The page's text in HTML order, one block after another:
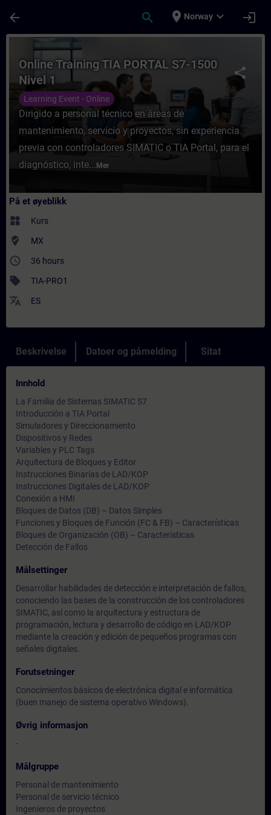
arrow_back search place Norway expand_more login
Kurs - Online Training TIA PORTAL S7-
share
Online Training TIA PORTAL S7-1500
Nivel 1
Learning Event - Online
Dirigido a personal técnico en áreas de
mantenimiento, servicio y proyectos, sin experiencia
previa con controladores SIMATIC o TIA Portal, para el
diagnóstico, inte... Mer
På et øyeblikk
widgets Kurs
where_to_vote MX
access_time 36 hours
sell TIA-PRO1
translate ES
Beskrivelse Datoer og påmelding Sitat
Innhold
La Familia de Sistemas SIMATIC S7
Introducción a TIA Portal
Simuladores y Direccionamiento
Dispositivos y Redes
Variables y PLC Tags
Arquitectura de Bloques y Editor
Instrucciones Binarias de LAD/KOP
Instrucciones Digitales de LAD/KOP
Conexión a HMI
Bloques de Datos (DB) – Datos Simples
Funciones y Bloques de Función (FC & FB) – Características
Bloques de Organización (OB) – Características
Detección de Fallos
Målsettinger
Desarrollar habilidades de detección e interpretación de fallos,
conociendo las bases de la construcción de los controladores
SIMATIC, así como la arquitectura y estructura de
programación, lectura y desarrollo de código en LAD/KOP
mediante la creación y edición de pequeños programas con
señales digitales.
Forutsetninger
Conocimientos básicos de electrónica digital e informática
(buen manejo de sistema operativo Windows).
Øvrig informasjon
-
Målgruppe
Personal de mantenimiento
Personal de servicio técnico
Ingenieros de proyectos